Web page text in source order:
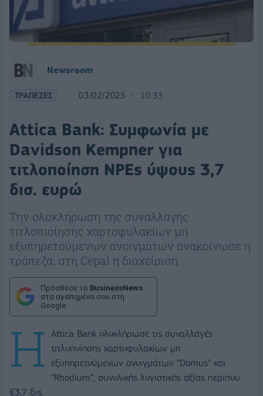
Newsroom
ΤΡΑΠΕΖΕΣ 03/02/2025 10:33
Attica Bank: Συμφωνία με
Davidson Kempner για
τιτλοποίηση NPEs ύψους 3,7
δισ. ευρώ
Την ολοκλήρωση της συναλλαγής
τιτλοπιοίησης χαρτοφυλακίων μη
εξυπηρετούμενων ανοιγμάτων ανακοίνωσε η
τράπεζα, στη Cepal η διαχείριση.
Πρόσθεσε το BusinessNews
στα αγαπημένα σου στη
Google
Η
Attica Bank ολοκλήρωσε τις συναλλαγές
τιτλοποίησης χαρτοφυλακίων μη
εξυπηρετούμενων ανοιγμάτων “Domus” και
“Rhodium”, συνολικής λογιστικής αξίας περίπου
€3,7 δις.